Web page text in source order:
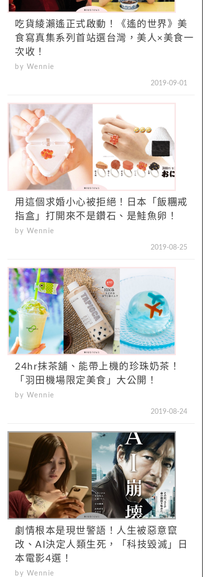
吃貨綾瀨遙正式啟動！《遙的世界》美
食寫真集系列首站選台灣，美人×美食一
次收！
by Wennie
2019-09-01
用這個求婚小心被拒絕！日本「飯糰戒
指盒」打開來不是鑽石、是鮭魚卵！
by Wennie
2019-08-25
24hr抹茶舖、能帶上機的珍珠奶茶！
「羽田機場限定美食」大公開！
by Wennie
2019-08-24
劇情根本是現世警語！人生被惡意竄
改、AI決定人類生死，「科技毀滅」日
本電影4選！
by Wennie